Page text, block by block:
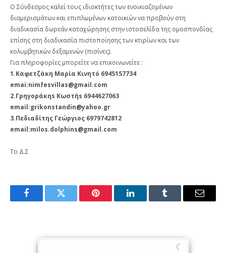
Ο Σύνδεσμος καλεί τους ιδιοκτήτες των ενοικιαζομένων
διαμερισμάτων και επιπλωμένων κατοικιών να προβούν στη
διαδικασία δωρεάν καταχώρησης στην ιστοσελίδα της ομοσπονδίας
επίσης στη διαδικασία πιστοποίησης των κτιρίων και των
κολυμβητικών δεξαμενών (πισίνες).
Για πληροφορίες μπορείτε να επικοινωνείτε :
1.Καφετζάκη Μαρία Κινητό 6945157734
emai:nimfesvillas@gmail.com
2.Γρηγοράκηs Κωστήs 6944627063
email:grikonstandin@yahoo.gr
3.Πεδιαδίτης Γεώργιος 6979742812
email:milos.dolphins@gmail.com
To Δ.Σ
FacebookTwitter Pinterest LinkedInTumblr Email